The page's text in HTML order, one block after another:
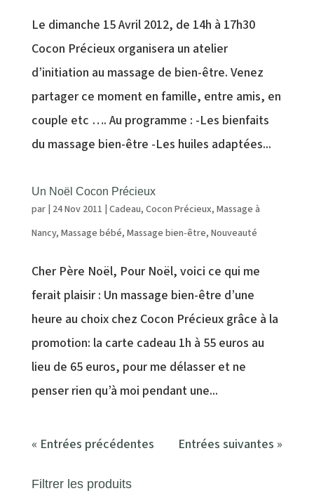
Le dimanche 15 Avril 2012, de 14h à 17h30
Cocon Précieux organisera un atelier
d’initiation au massage de bien-être. Venez
partager ce moment en famille, entre amis, en
couple etc …. Au programme : -Les bienfaits
du massage bien-être -Les huiles adaptées...
Un Noël Cocon Précieux
par 24 Nov 2011 Cadeau, Cocon Précieux, Massage à
Nancy, Massage bébé, Massage bien-être, Nouveauté
Cher Père Noël, Pour Noël, voici ce qui me
ferait plaisir : Un massage bien-être d’une
heure au choix chez Cocon Précieux grâce à la
promotion: la carte cadeau 1h à 55 euros au
lieu de 65 euros, pour me délasser et ne
penser rien qu’à moi pendant une...
« Entrées précédentes Entrées suivantes »
Filtrer les produits